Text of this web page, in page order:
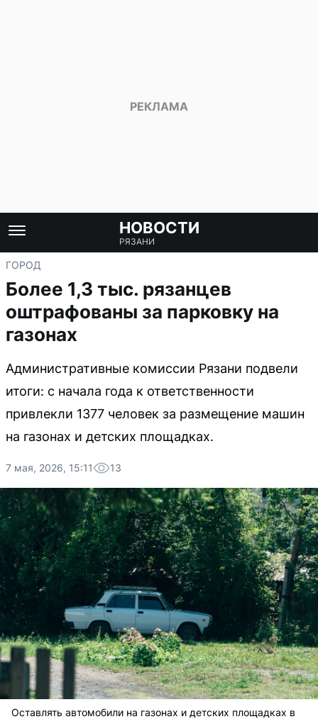
НОВОСТИ
РЯЗАНИ
ГОРОД
Более 1,3 тыс. рязанцев
оштрафованы за парковку на
газонах
Административные комиссии Рязани подвели
итоги: с начала года к ответственности
привлекли 1377 человек за размещение машин
на газонах и детских площадках.
7 мая, 2026, 15:11 13
Оставлять автомобили на газонах и детских площадках в